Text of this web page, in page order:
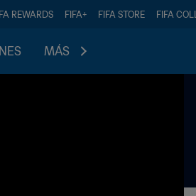
REWARDS FIFA+ FIFA STORE FIFA
MÁS